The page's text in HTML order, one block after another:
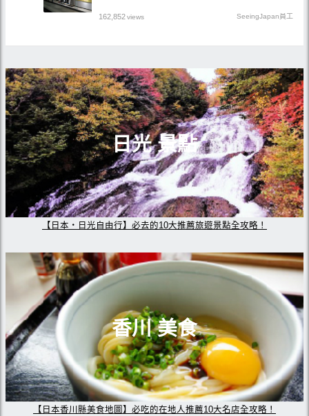
162,852views SeeingJapan員工
日光 景點
【日本・日光自由行】必去的10大推薦旅遊景點全攻略！
香川 美食
【日本香川縣美食地圖】必吃的在地人推薦10大名店全攻略！